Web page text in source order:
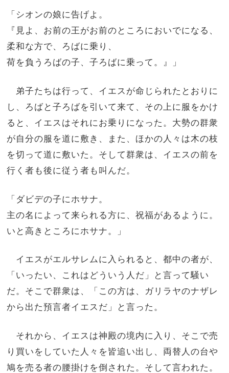
「シオンの娘に告げよ。
『見よ、お前の王がお前のところにおいでになる、
柔和な方で、ろばに乗り、
荷を負うろばの子、子ろばに乗って。』」
弟子たちは行って、イエスが命じられたとおりに
し、ろばと子ろばを引いて来て、その上に服をかけ
ると、イエスはそれにお乗りになった。大勢の群衆
が自分の服を道に敷き、また、ほかの人々は木の枝
を切って道に敷いた。そして群衆は、イエスの前を
行く者も後に従う者も叫んだ。
「ダビデの子にホサナ。
主の名によって来られる方に、祝福があるように。
いと高きところにホサナ。」
イエスがエルサレムに入られると、都中の者が、
「いったい、これはどういう人だ」と言って騒い
だ。そこで群衆は、「この方は、ガリラヤのナザレ
から出た預言者イエスだ」と言った。
それから、イエスは神殿の境内に入り、そこで売
り買いをしていた人々を皆追い出し、両替人の台や
鳩を売る者の腰掛けを倒された。そして言われた。